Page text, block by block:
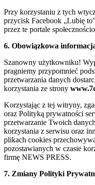
Przy korzystaniu z tych
przycisk Facebook „Lubię
przez te portale
6. Obowiązkowa
Szanowny użytkowniku!
pragniemy przypomnieć
przetwarzania danych
korzystania ze strony
Korzystając z tej witryny,
oraz Polityką prywatności
przetwarzanie Twoich
korzystania z serwisu oraz
plikach cookies
pozostawianych w czasie
firmę NEWS PRESS.
7. Zmiany Polityki